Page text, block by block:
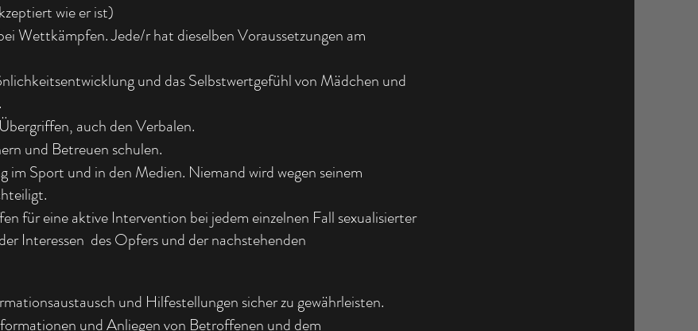
wie er ist)
Wettkämpfen. Jede/r hat dieselben Voraussetzungen am
und das Selbstwertgefühl von Mädchen und
auch den Verbalen.
und Betreuen schulen.
im Sport und in den Medien. Niemand wird wegen seinem
für eine aktive Intervention bei jedem einzelnen Fall sexualisierter
Interessen des Opfers und der nachstehenden
und Hilfestellungen sicher zu gewährleisten.
und Anliegen von Betroffenen und dem